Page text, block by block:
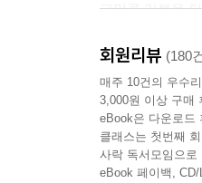
그만큼 기분을
트집과 불만뿐
그러나 우리는
“나는 왜 기분이
내 기분이 내 맘
회원리뷰 (180
매주 10건의 우수
3,000원 이상 구매
eBook은 다운로드
클래스는 첫번째
사락 독서모임으
eBook 페이백,